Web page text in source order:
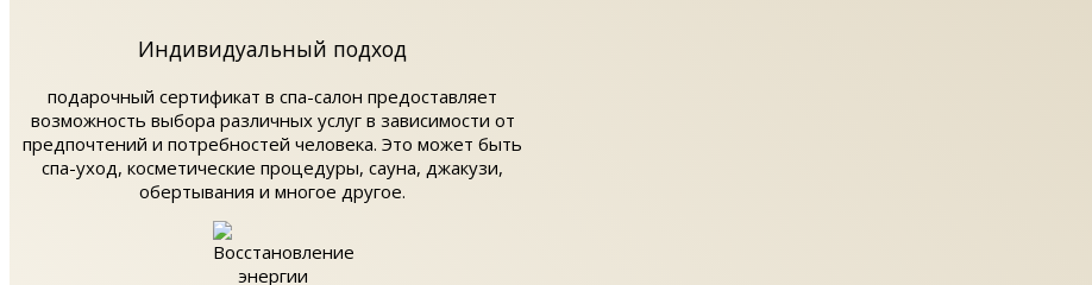
Индивидуальный подход
подарочный сертификат в спа-салон предоставляет
возможность выбора различных услуг в зависимости от
предпочтений и потребностей человека. Это может быть
спа-уход, косметические процедуры, сауна, джакузи,
обертывания и многое другое.